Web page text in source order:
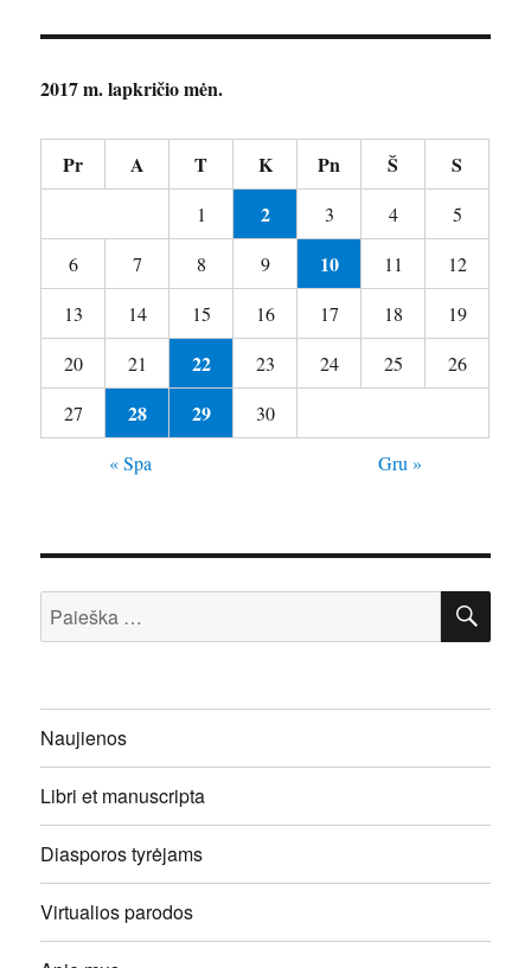
2017 m. lapkričio mėn.
Pr A T K Pn Š S
1 2 3 4
5
6
7 8 9 10 11
12
13
14 15 16 17 18
19
20
21 22 23 24 25
26
27
28 29
30
« Spa
Gru »
Ieškoti:
Naujienos
Libri et manuscripta
Diasporos tyrėjams
Virtualios parodos